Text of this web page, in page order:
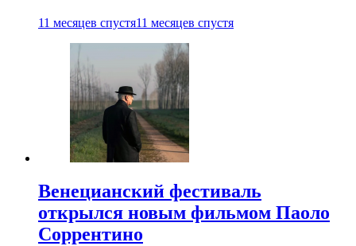
11 месяцев спустя11 месяцев спустя
Венецианский фестиваль
открылся новым фильмом Паоло
Соррентино